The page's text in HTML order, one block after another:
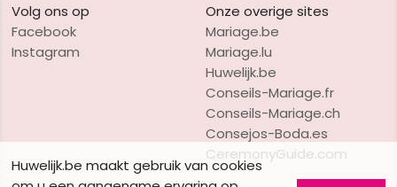
Volg ons op
Facebook
Instagram
Onze overige sites
Mariage.be
Mariage.lu
Huwelijk.be
Conseils-Mariage.fr
Conseils-Mariage.ch
Consejos-Boda.es
CeremonyGuide.com
Huwelijk.be maakt gebruik van cookies